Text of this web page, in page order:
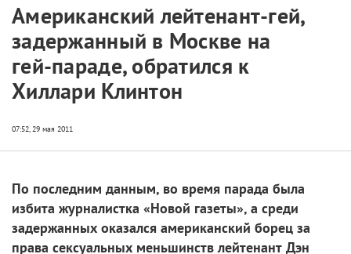
Американский лейтенант-гей,
задержанный в Москве на
гей-параде, обратился к
Хиллари Клинтон
По последним данным, во время парада была
избита журналистка «Новой газеты», а среди
задержанных оказался американский борец за
права сексуальных меньшинств лейтенант Дэн